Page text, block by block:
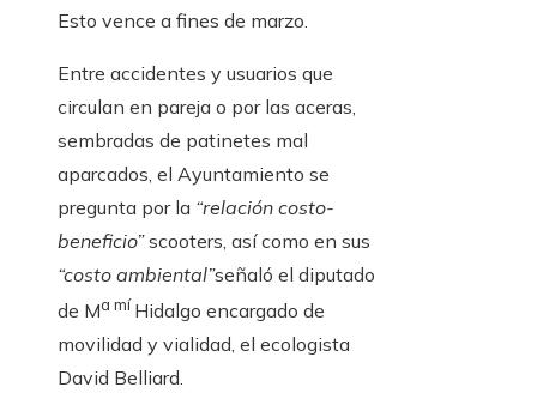
Esto vence a fines de marzo.
Entre accidentes y usuarios que
circulan en pareja o por las aceras,
sembradas de patinetes mal
aparcados, el Ayuntamiento se
pregunta por la “relación costo-
beneficio”scooters, así como en sus
“costo ambiental”señaló el diputado
de Ma míHidalgo encargado de
movilidad y vialidad, el ecologista
David Belliard.